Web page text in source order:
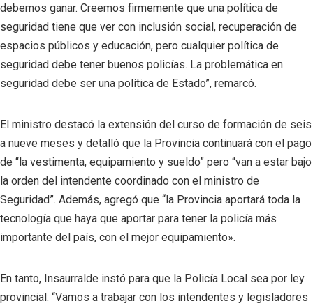
debemos ganar. Creemos firmemente que una política de
seguridad tiene que ver con inclusión social, recuperación de
espacios públicos y educación, pero cualquier política de
seguridad debe tener buenos policías. La problemática en
seguridad debe ser una política de Estado”, remarcó.
El ministro destacó la extensión del curso de formación de seis
a nueve meses y detalló que la Provincia continuará con el pago
de “la vestimenta, equipamiento y sueldo” pero “van a estar bajo
la orden del intendente coordinado con el ministro de
Seguridad”. Además, agregó que “la Provincia aportará toda la
tecnología que haya que aportar para tener la policía más
importante del país, con el mejor equipamiento».
En tanto, Insaurralde instó para que la Policía Local sea por ley
provincial: “Vamos a trabajar con los intendentes y legisladores